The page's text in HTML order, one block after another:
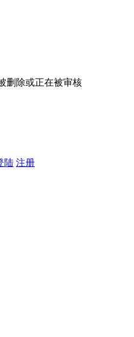
删除或正在被审核
陆 注册